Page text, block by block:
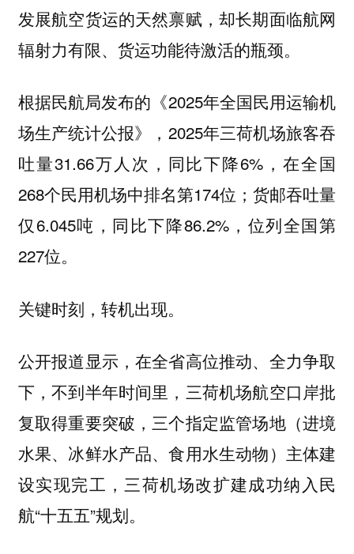
发展航空货运的天然禀赋，却长期面临航网
辐射力有限、货运功能待激活的瓶颈。
根据民航局发布的《2025年全国民用运输机
场生产统计公报》，2025年三荷机场旅客吞
吐量31.66万人次，同比下降6%，在全国
268个民用机场中排名第174位；货邮吞吐量
仅6.045吨，同比下降86.2%，位列全国第
227位。
关键时刻，转机出现。
公开报道显示，在全省高位推动、全力争取
下，不到半年时间里，三荷机场航空口岸批
复取得重要突破，三个指定监管场地（进境
水果、冰鲜水产品、食用水生动物）主体建
设实现完工，三荷机场改扩建成功纳入民
航“十五五”规划。